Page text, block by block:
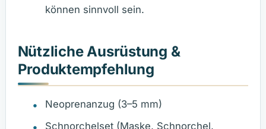
können sinnvoll sein.
Nützliche Ausrüstung &
Produktempfehlung
Neoprenanzug (3–5 mm)
Schnorchelset (Maske, Schnorchel,